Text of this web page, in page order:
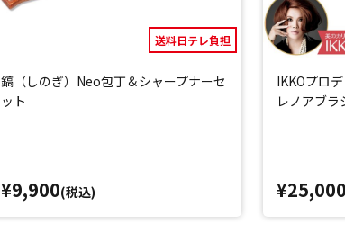
送料日テレ負担
鎬（しのぎ）Neo包丁＆シャープナーセ
ット
¥9,900(税込)
IKKOプロ
レノアブラ
¥25,000